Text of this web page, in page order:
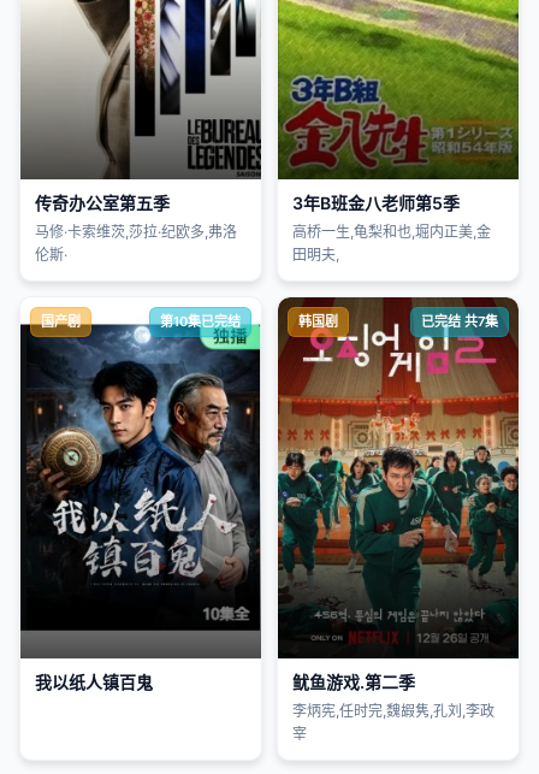
传奇办公室第五季
马修·卡索维茨,莎拉·纪欧多,弗洛
伦斯·
3年B班金八老师第5季
高桥一生,龟梨和也,堀内正美,金
田明夫,
国产剧 第10集已完结
我以纸人镇百鬼
韩国剧 已完结 共7集
鱿鱼游戏.第二季
李炳宪,任时完,魏嘏隽,孔刘,李政
宰